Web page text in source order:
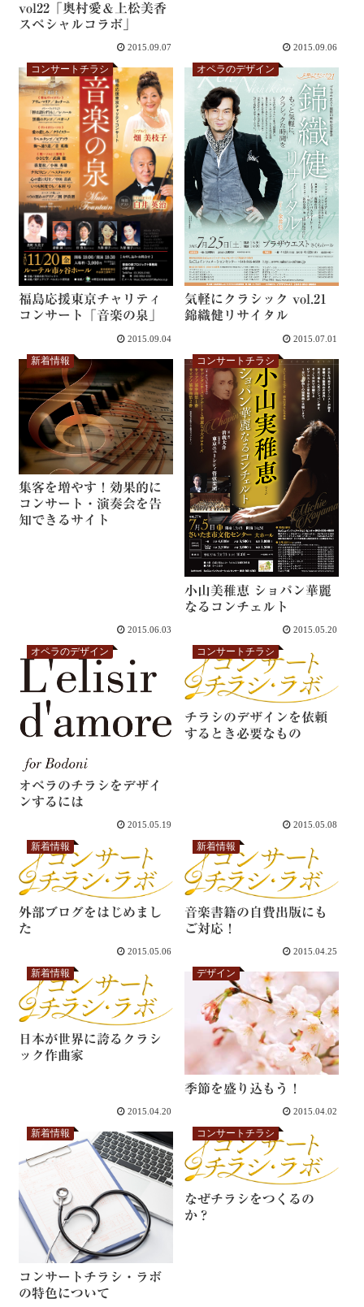
vol22「奥村愛＆上松美香
スペシャルコラボ」
2015.09.07 2015.09.06
コンサートチラシ
福島応援東京チャリティ
コンサート「音楽の泉」
2015.09.04
オペラのデザイン
気軽にクラシック vol.21
錦織健リサイタル
2015.07.01
新着情報
集客を増やす！効果的に
コンサート・演奏会を告
知できるサイト
2015.06.03
コンサートチラシ
小山美稚恵 ショパン華麗
なるコンチェルト
2015.05.20
オペラのデザイン
オペラのチラシをデザイ
ンするには
2015.05.19
コンサートチラシ
チラシのデザインを依頼
するとき必要なもの
2015.05.08
新着情報
外部ブログをはじめまし
た
2015.05.06
新着情報
音楽書籍の自費出版にも
ご対応！
2015.04.25
新着情報
日本が世界に誇るクラシ
ック作曲家
2015.04.20
デザイン
季節を盛り込もう！
2015.04.02
新着情報
コンサートチラシ・ラボ
の特色について
コンサートチラシ
なぜチラシをつくるの
か？